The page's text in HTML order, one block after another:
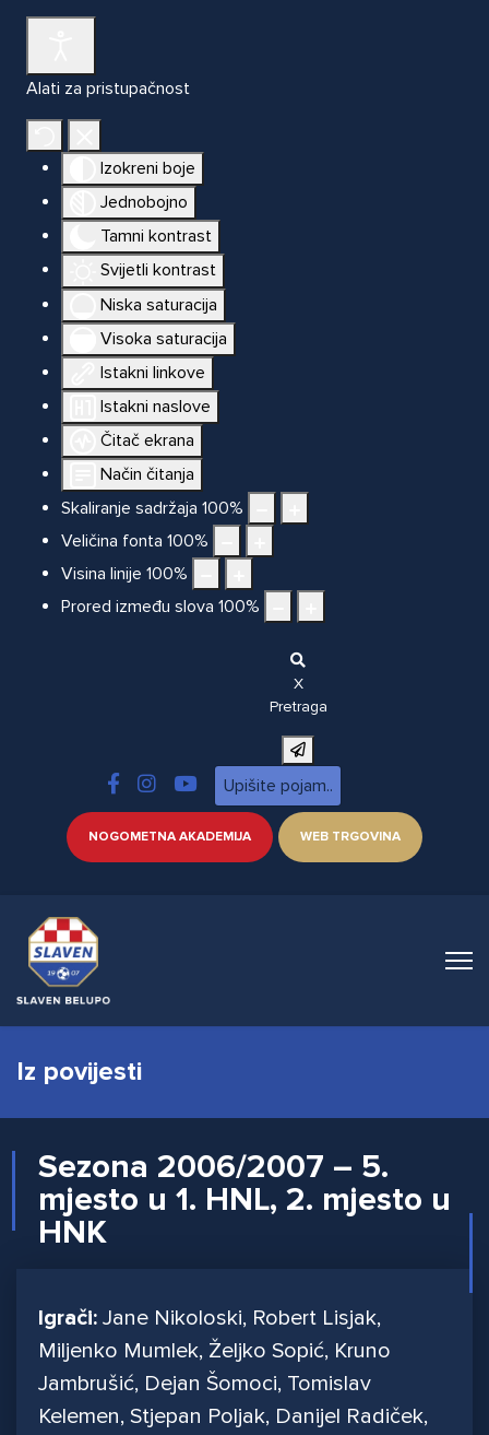
Alati za pristupačnost
Izokreni boje
Jednobojno
Tamni kontrast
Svijetli kontrast
Niska saturacija
Visoka saturacija
Istakni linkove
Istakni naslove
Čitač ekrana
Način čitanja
Skaliranje sadržaja 100%
Veličina fonta 100%
Visina linije 100%
Prored između slova 100%
X
Pretraga
NOGOMETNA AKADEMIJA WEB TRGOVINA
Iz povijesti
Sezona 2006/2007 – 5.
mjesto u 1. HNL, 2. mjesto u
HNK
Igrači: Jane Nikoloski, Robert Lisjak,
Miljenko Mumlek, Željko Sopić, Kruno
Jambrušić, Dejan Šomoci, Tomislav
Kelemen, Stjepan Poljak, Danijel Radiček,